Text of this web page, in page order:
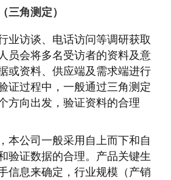
三角测定）
业访谈、电话访问等调研获取
员会将多名受访者的资料及意
或资料、供应端及需求端进行
证过程中，一般通过三角测定
方向出发，验证资料的合理
本公司一般采用自上而下和自
验证数据的合理。产品关键生
信息来确定，行业规模（产销